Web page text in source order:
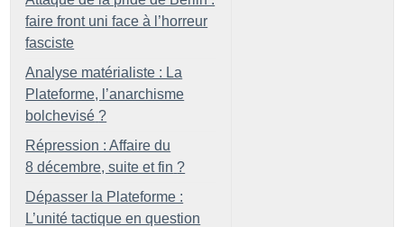
faire front uni face à l’horreur
fasciste
Analyse matérialiste : La
Plateforme, l’anarchisme
bolchevisé ?
Répression : Affaire du
8 décembre, suite et fin ?
Dépasser la Plateforme :
L’unité tactique en question